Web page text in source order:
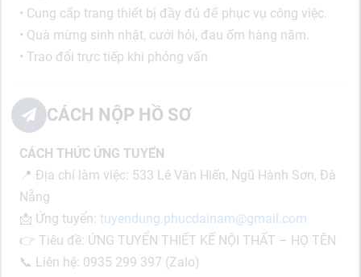
• Cung cấp trang thiết bị đầy đủ để phục vụ công việc.
• Quà mừng sinh nhật, cưới hỏi, đau ốm hàng năm.
• Trao đổi trực tiếp khi phỏng vấn
CÁCH NỘP HỒ SƠ
CÁCH THỨC ỨNG TUYỂN
📍 Địa chỉ làm việc: 533 Lê Văn Hiến, Ngũ Hành Sơn, Đà
Nẵng
📩 Ứng tuyển: tuyendung.phucdainam@gmail.com
👉 Tiêu đề: ỨNG TUYỂN THIẾT KẾ NỘI THẤT – HỌ TÊN
📞 Liên hệ: 0935 299 397 (Zalo)